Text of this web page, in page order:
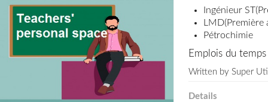
Ingénieur ST(
Pétrochimie
Emplois du
Written by Super
Details